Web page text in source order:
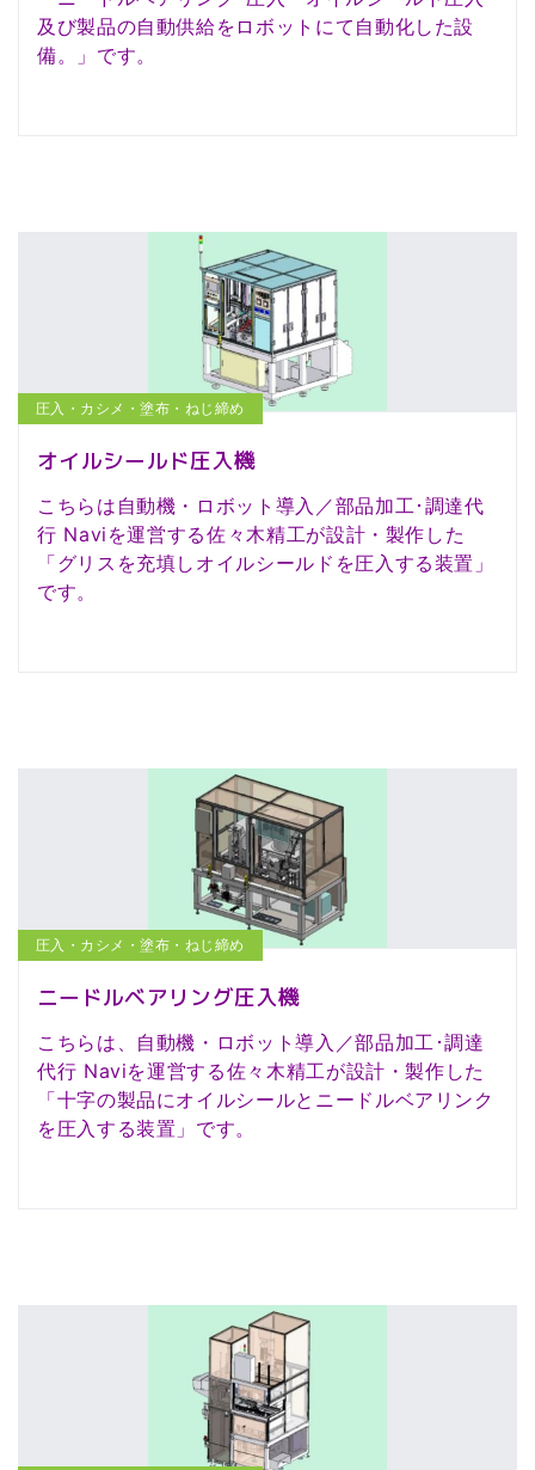
及び製品の自動供給をロボットにて自動化した設
備。」です。
圧入・カシメ・塗布・ねじ締め
オイルシールド圧入機
こちらは自動機・ロボット導入／部品加工･調達代
行 Naviを運営する佐々木精工が設計・製作した
「グリスを充填しオイルシールドを圧入する装置」
です。
圧入・カシメ・塗布・ねじ締め
ニードルベアリング圧入機
こちらは、自動機・ロボット導入／部品加工･調達
代行 Naviを運営する佐々木精工が設計・製作した
「十字の製品にオイルシールとニードルベアリンク
を圧入する装置」です。